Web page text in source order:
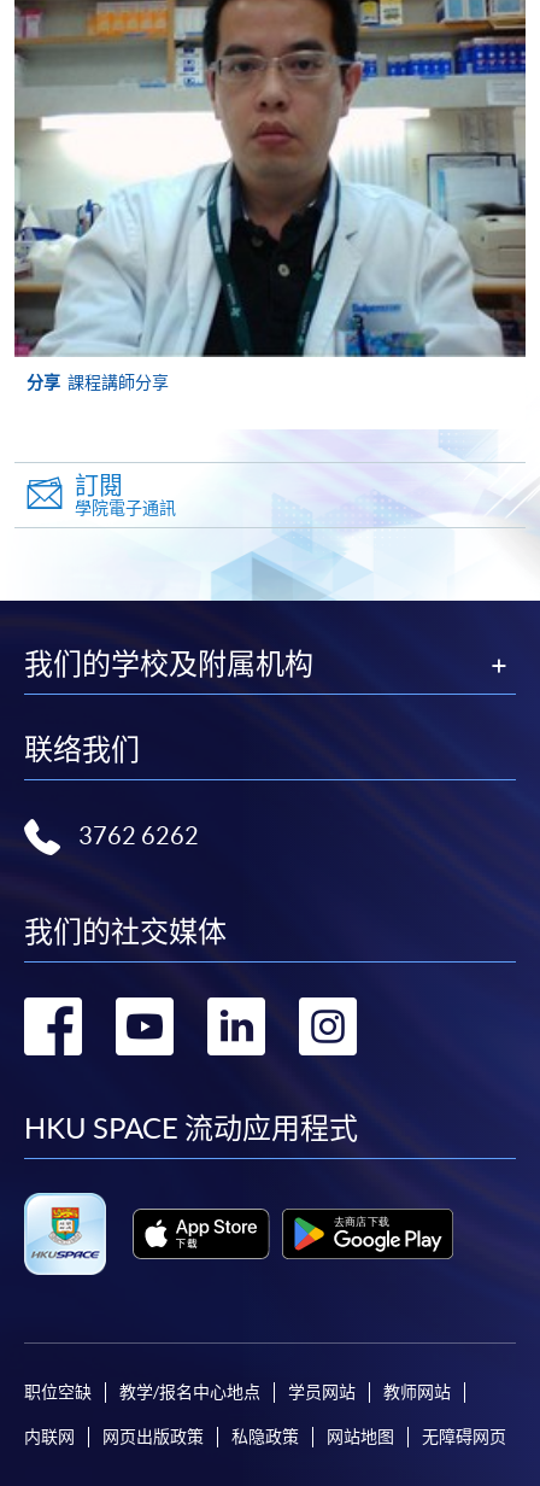
須為300dpi 或以上，照片檔案將 不獲受理。
*申請人如親身報名，將被要求出示身分證或護照以核
實身份；如以郵遞方式報名，則須附以身分證或護照
副本以供核對之用。
付款方法
1. 現金、「易辦事」(EPS)、微信支付 (WeChat Pay) 或
支付寶( Alipay)
申請人可親臨學院任何一所報名中心，以現金或「易
辦事」(EPS)、微信支付 (WeChat Pay) 或支付寶
(Alipay) 繳付學費。
如以劃線支票或銀行本票繳付，抬頭請註明「香港大
學專業進修學院」。支票背面請寫上課程名稱及申請
人姓名。 閣下可：
親臨學院各報名中心遞交劃線支票或本票、報名表格
或可將上述文件一併郵寄至本課程組辦公室：香港北
院，SWAS – Miss Lily Chan 收，惟學院對郵遞失誤而
遺失的支票概不負責。
3. VISA╱Mastercard卡
申請人可親臨學院任何一所報名中心，以VISA或
業進修學院Mastercard卡」持有人，以該Mastercard
卡付款報讀港幣2,000元或以上之課程，可享有十個月
詢。
及個別學歷頒授課程提供網上報讀及繳費服務，申請
人可在網上使用「繳費靈」、VISA或萬事達卡繳付學
注意事項
除由學院裁定的特殊情況（例如課程因報名人數不
院批准退還款項，以現金、易辦事、支票或繳費靈
分享 課程講師分享
訂閱
學院電子通訊
我们的学校及附属机构
联络我们
3762 6262
我们的社交媒体
转
facebook
转
youtube
转
linkedin
HKU SPACE 流动应用程式
职位空缺 教学/报名中心地点 学员网站 教师网站
内联网 网页出版政策 私隐政策 网站地图 无障碍网页